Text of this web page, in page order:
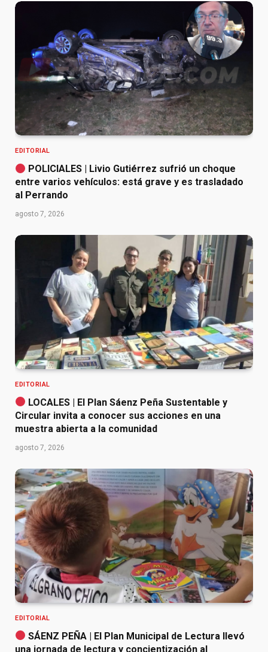
EDITORIAL
POLICIALES | Livio Gutiérrez sufrió un choque
entre varios vehículos: está grave y es trasladado
al Perrando
agosto 7, 2026
EDITORIAL
LOCALES | El Plan Sáenz Peña Sustentable y
Circular invita a conocer sus acciones en una
muestra abierta a la comunidad
agosto 7, 2026
EDITORIAL
SÁENZ PEÑA | El Plan Municipal de Lectura llevó
una jornada de lectura y concientización al